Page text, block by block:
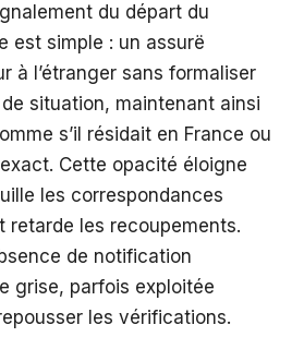
du départ du
est simple : un assurë
à l’étranger sans formaliser
situation, maintenant ainsi
s’il résidait en France ou
Cette opacité éloigne
les correspondances
retarde les recoupements.
de notification
grise, parfois exploitée
les vérifications.